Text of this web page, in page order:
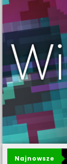
Najnowsze